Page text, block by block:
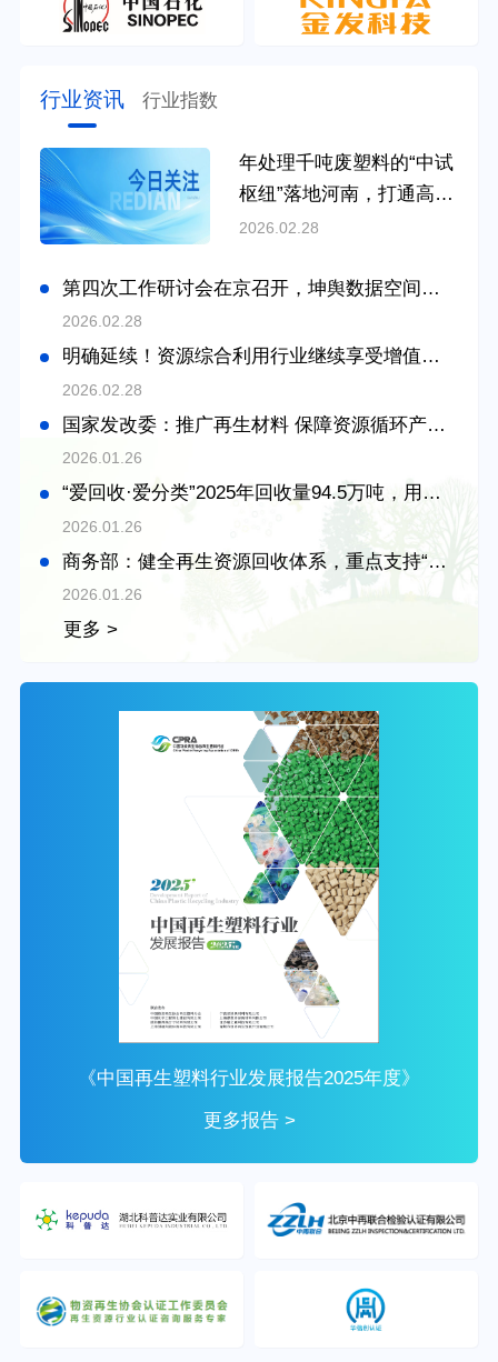
行业资讯 行业指数
年处理千吨废塑料的“中试
枢纽”落地河南，打通高端
再生材料产业化“快车道”
2026.02.28
2026.02.28
第四次工作研讨会在京召开，坤舆数据空间实现部分品类全程贯通
2026.02.28
明确延续！资源综合利用行业继续享受增值税即征即退政策
2026.01.26
国家发改委：推广再生材料 保障资源循环产业用地
2026.01.26
“爱回收·爱分类”2025年回收量94.5万吨，用户规模突破3000万
2026.01.26
商务部：健全再生资源回收体系，重点支持“三化”分拣中心建设
更多 >
《中国再生塑料行业发展报告2025年度》
更多报告 >